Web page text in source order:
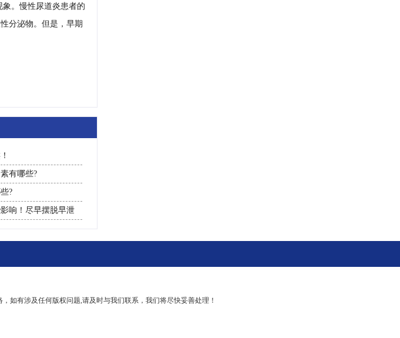
。慢性尿道炎患者的
分泌物。但是，早期
有哪些?
?
响！尽早摆脱早泄
如有涉及任何版权问题,请及时与我们联系，我们将尽快妥善处理！